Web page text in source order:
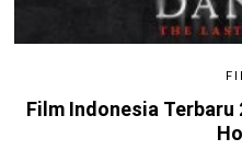
Film Indonesia Terbaru